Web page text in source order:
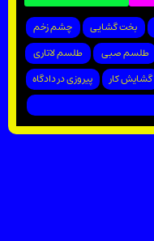
بخت گشایی
چشم زخم
طلسم صبی
طلسم لاتاری
گشایش کار
پیروزی در دادگاه